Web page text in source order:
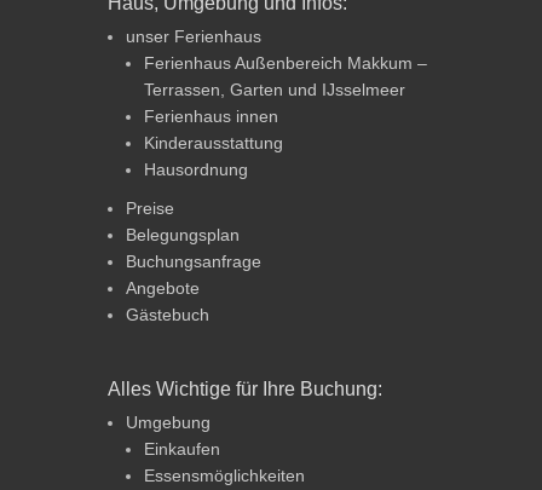
unser Ferienhaus
Ferienhaus Außenbereich Makkum –
Terrassen, Garten und IJsselmeer
Ferienhaus innen
Kinderausstattung
Hausordnung
Preise
Belegungsplan
Buchungsanfrage
Angebote
Gästebuch
Alles Wichtige für Ihre Buchung:
Umgebung
Einkaufen
Essensmöglichkeiten